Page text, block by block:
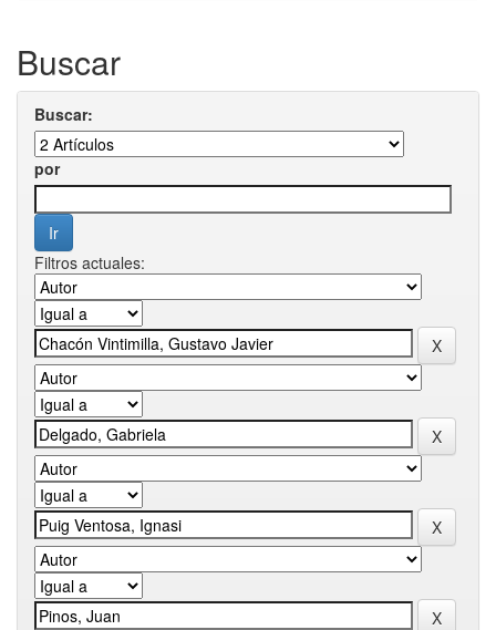
Buscar
Buscar:
por
Filtros actuales: